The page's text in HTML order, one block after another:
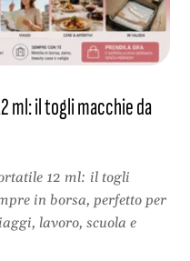
ml: il togli macchie da
12 ml: il togli
in borsa, perfetto per
lavoro, scuola e